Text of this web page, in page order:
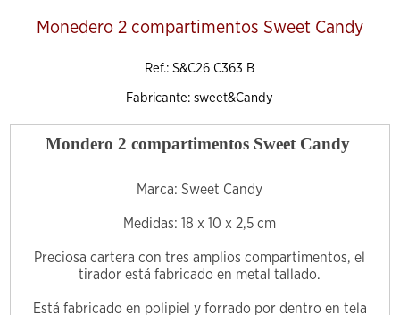
Monedero 2 compartimentos Sweet Candy
Ref.: S&C26 C363 B
Fabricante: sweet&Candy
Mondero 2 compartimentos Sweet Candy
Marca: Sweet Candy
Medidas: 18 x 10 x 2,5 cm
Preciosa cartera con tres amplios compartimentos, el
tirador está fabricado en metal tallado.
Está fabricado en polipiel y forrado por dentro en tela